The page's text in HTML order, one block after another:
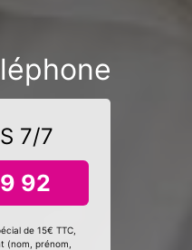
7/7
92
de 15€ TTC,
(nom, prénom,